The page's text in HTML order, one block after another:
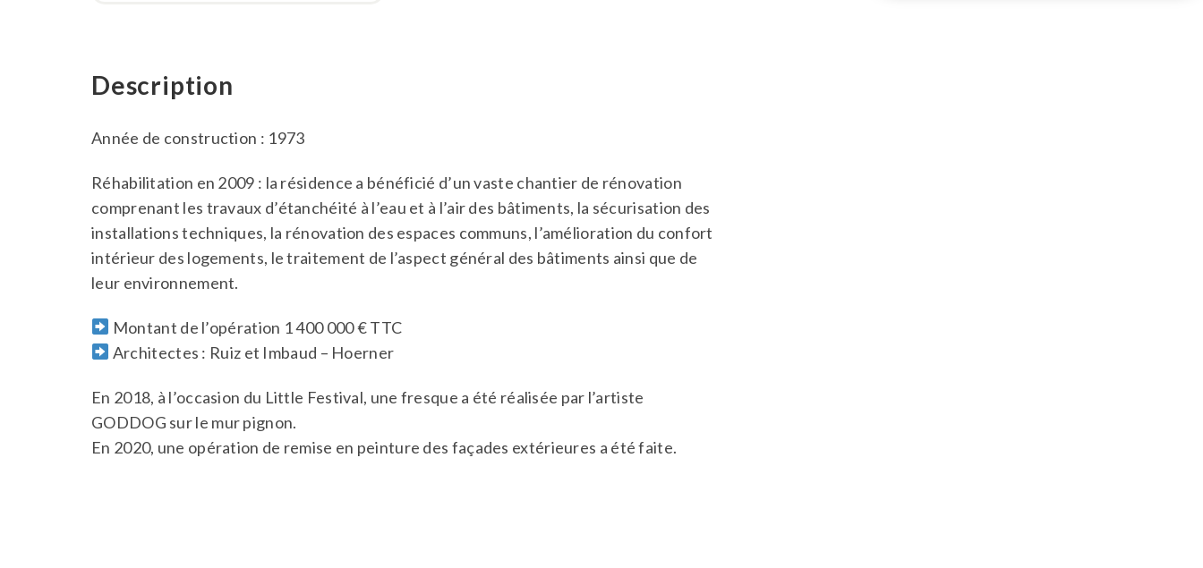
Description
Année de construction : 1973
Réhabilitation en 2009 : la résidence a bénéficié d’un vaste chantier de rénovation
comprenant les travaux d’étanchéité à l’eau et à l’air des bâtiments, la sécurisation des
installations techniques, la rénovation des espaces communs, l’amélioration du confort
intérieur des logements, le traitement de l’aspect général des bâtiments ainsi que de
leur environnement.
Montant de l’opération 1 400 000 € TTC
Architectes : Ruiz et Imbaud – Hoerner
En 2018, à l’occasion du Little Festival, une fresque a été réalisée par l’artiste
GODDOG sur le mur pignon.
En 2020, une opération de remise en peinture des façades extérieures a été faite.